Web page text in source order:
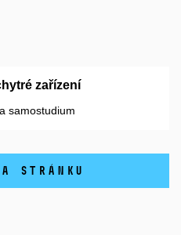
zařízení
samostudium
STRÁNKU